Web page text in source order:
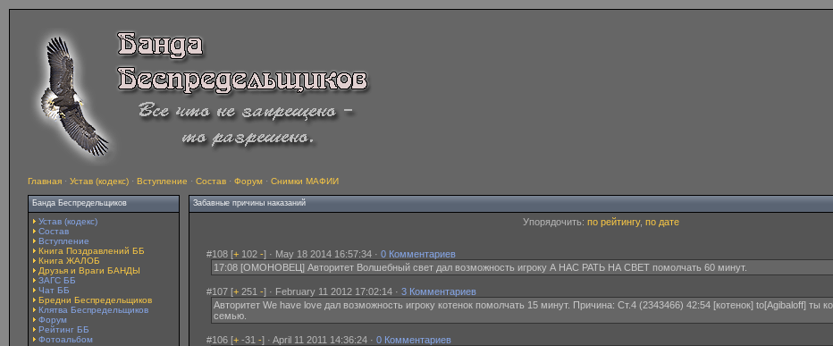
Главная · Устав (кодекс) · Вступление · Состав · Форум · Снимки МАФИИ
Банда Беспредельщиков
Устав (кодекс)
Состав
Вступление
Книга Поздравлений ББ
Книга ЖАЛОБ
Друзья и Враги БАНДЫ
ЗАГС ББ
Чат ББ
Бредни Беспредельщиков
Клятва Беспредельщиков
Форум
Рейтинг ББ
Фотоальбом
Забавные причины наказаний
Упорядочить: по рейтингу, по дате
#108 [+ 102 -] · May 18 2014 16:57:34 · 0 Комментариев
17:08 [ОМОНОВЕЦ] Авторитет Волшебный свет дал возможность игроку А НАС РАТЬ НА СВЕТ помолчать 60 минут.
#107 [+ 251 -] · February 11 2012 17:02:14 · 3 Комментариев
Авторитет We have love дал возможность игроку котенок помолчать 15 минут. Причина: Ст.4 (2343466) 42:54 [котенок] to[Agibaloff] ты
семью.
#106 [+ -31 -] · April 11 2011 14:36:24 · 0 Комментариев